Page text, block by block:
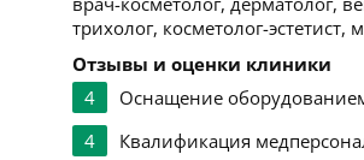
трихолог, косметолог-эстетист,
Отзывы и оценки клиники
4
Оснащение
4
Квалификация